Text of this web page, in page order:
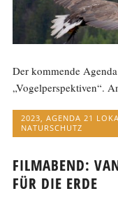
Der kommende
„Vogelperspektiven“.
2023,AGENDA 21
NATURSCHUTZ
FILMABEND:
FÜR DIE ERDE